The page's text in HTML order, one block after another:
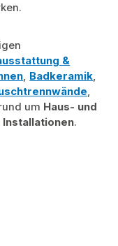
&
, Badkeramik,
,
um Haus- und
.